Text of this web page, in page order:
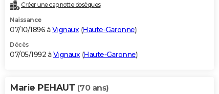
Créer une cagnotte obsèques
Naissance
07/10/1896 à Vignaux(Haute-Garonne)
Décès
07/05/1992 à Vignaux(Haute-Garonne)
Marie PEHAUT (70 ans)